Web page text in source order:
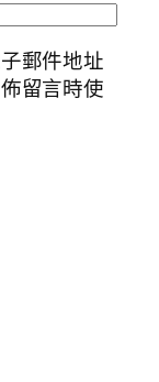
郵件地址
留言時使